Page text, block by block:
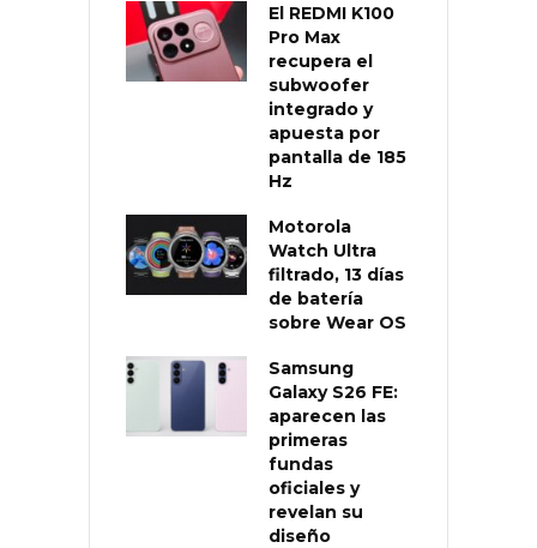
El REDMI K100
Pro Max
recupera el
subwoofer
integrado y
apuesta por
pantalla de 185
Hz
Motorola
Watch Ultra
filtrado, 13 días
de batería
sobre Wear OS
Samsung
Galaxy S26 FE:
aparecen las
primeras
fundas
oficiales y
revelan su
diseño